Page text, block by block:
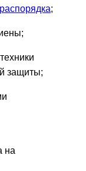
;
защиты;
на